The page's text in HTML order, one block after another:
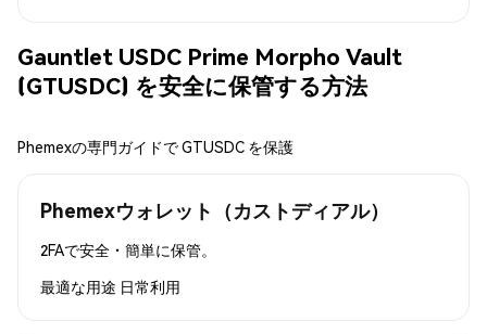
Gauntlet USDC Prime Morpho Vault
(GTUSDC) を安全に保管する方法
Phemexの専門ガイドで GTUSDC を保護
Phemexウォレット（カストディアル）
2FAで安全・簡単に保管。
最適な用途 日常利用